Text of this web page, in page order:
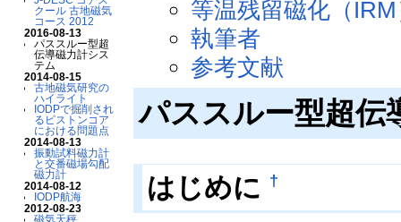
クール 古地磁気
コース 2012
2016-08-13
パススルー型超
伝導磁力計シス
テム
2014-08-15
古地磁気研究の
ハイライト
IODPで掘削され
るピストンコア
における問題点
2014-08-13
振動試料磁力計
と交番磁場勾配
磁力計
2014-08-12
IODP航海
2012-08-23
磁気天秤
等温残留磁化（
執筆者
参考文献
パススルー型超伝
はじめに †